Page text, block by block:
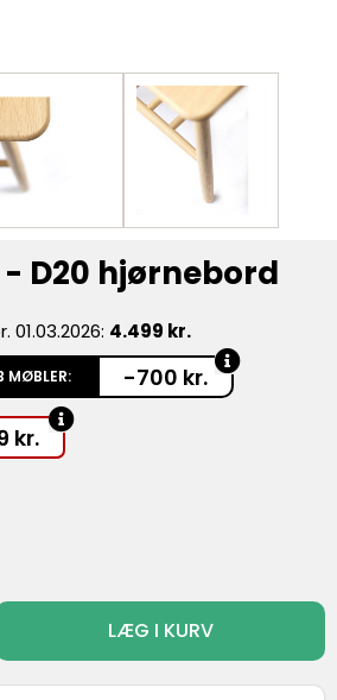
- D20 hjørnebord
01.03.2026: 4.499 kr.
MØBLER: -700 kr.
kr.
LÆG I KURV